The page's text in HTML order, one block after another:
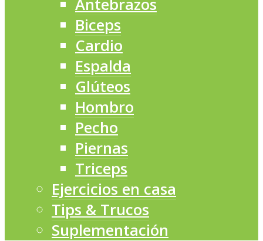
Antebrazos
Biceps
Cardio
Espalda
Glúteos
Hombro
Pecho
Piernas
Triceps
Ejercicios en casa
Tips & Trucos
Suplementación